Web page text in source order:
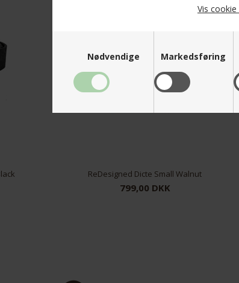
Vis
Nødvendige Markedsføring
ReDesigned Dicte Small Walnut
799,00 DKK